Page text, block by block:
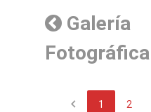
Galería
Fotográfica
chevron_left 1 2